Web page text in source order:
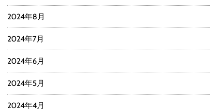
2024年8月
2024年7月
2024年6月
2024年5月
2024年4月